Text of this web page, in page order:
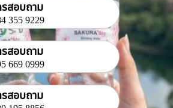
รสอบถาม
355 9229
รสอบถาม
669 0999
รสอบถาม